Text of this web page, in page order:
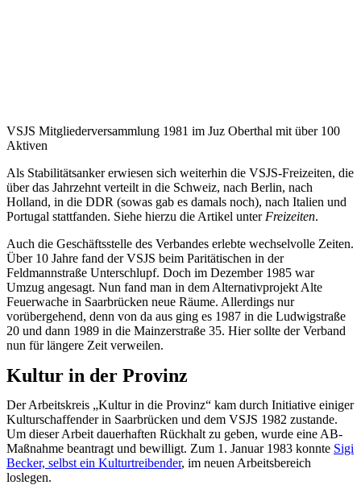
VSJS Mitgliederversammlung 1981 im Juz Oberthal mit über 100
Aktiven
Als Stabilitätsanker erwiesen sich weiterhin die VSJS-Freizeiten, die
über das Jahrzehnt verteilt in die Schweiz, nach Berlin, nach
Holland, in die DDR (sowas gab es damals noch), nach Italien und
Portugal stattfanden. Siehe hierzu die Artikel unter Freizeiten.
Auch die Geschäftsstelle des Verbandes erlebte wechselvolle Zeiten.
Über 10 Jahre fand der VSJS beim Paritätischen in der
Feldmannstraße Unterschlupf. Doch im Dezember 1985 war
Umzug angesagt. Nun fand man in dem Alternativprojekt Alte
Feuerwache in Saarbrücken neue Räume. Allerdings nur
vorübergehend, denn von da aus ging es 1987 in die Ludwigstraße
20 und dann 1989 in die Mainzerstraße 35. Hier sollte der Verband
nun für längere Zeit verweilen.
Kultur in der Provinz
Der Arbeitskreis „Kultur in die Provinz“ kam durch Initiative einiger
Kulturschaffender in Saarbrücken und dem VSJS 1982 zustande.
Um dieser Arbeit dauerhaften Rückhalt zu geben, wurde eine AB-
Maßnahme beantragt und bewilligt. Zum 1. Januar 1983 konnte Sigi
Becker, selbst ein Kulturtreibender, im neuen Arbeitsbereich
loslegen.